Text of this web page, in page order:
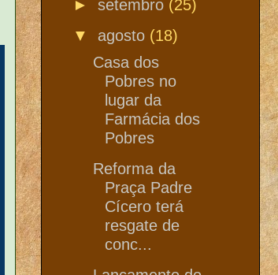
► setembro (25)
▼ agosto (18)
Casa dos
Pobres no
lugar da
Farmácia dos
Pobres
Reforma da
Praça Padre
Cícero terá
resgate de
conc...